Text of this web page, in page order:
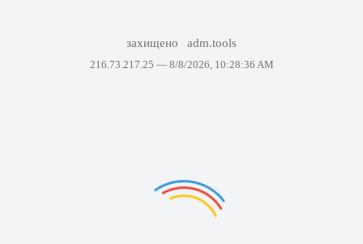
захищено adm.tools
216.73.217.25 — 8/8/2026, 10:28:36 AM